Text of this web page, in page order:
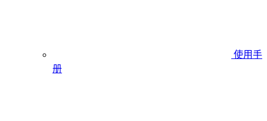
使用手
册